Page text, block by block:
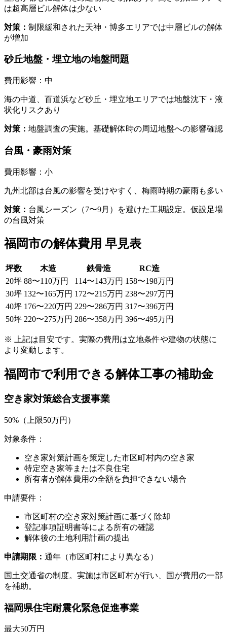
は超高層ビル解体は少ない
対策： 制限緩和された天神・博多エリアでは中層ビルの解体
が増加
砂丘地盤・埋立地の地盤問題
費用影響： 中
海の中道、百道浜など砂丘・埋立地エリアでは地盤沈下・液
状化リスクあり
対策： 地盤調査の実施。基礎解体時の周辺地盤への影響確認
台風・豪雨対策
費用影響： 小
九州北部は台風の影響を受けやすく、梅雨時期の豪雨も多い
対策： 台風シーズン（7〜9月）を避けた工期設定。仮設足場
の台風対策
福岡市の解体費用 早見表
坪数 木造 鉄骨造
RC造
20坪 88〜110万円 114〜143万円 158〜198万円
30坪 132〜165万円 172〜215万円 238〜297万円
40坪 176〜220万円 229〜286万円 317〜396万円
50坪 220〜275万円 286〜358万円 396〜495万円
※ 上記は目安です。実際の費用は立地条件や建物の状態に
より変動します。
福岡市で利用できる解体工事の補助金
空き家対策総合支援事業
50%（上限50万円）
対象条件：
空き家対策計画を策定した市区町村内の空き家
特定空き家等または不良住宅
所有者が解体費用の全額を負担できない場合
申請要件：
市区町村の空き家対策計画に基づく除却
登記事項証明書等による所有の確認
解体後の土地利用計画の提出
申請期限： 通年（市区町村により異なる）
国土交通省の制度。実施は市区町村が行い、国が費用の一部
を補助。
福岡県住宅耐震化緊急促進事業
最大50万円